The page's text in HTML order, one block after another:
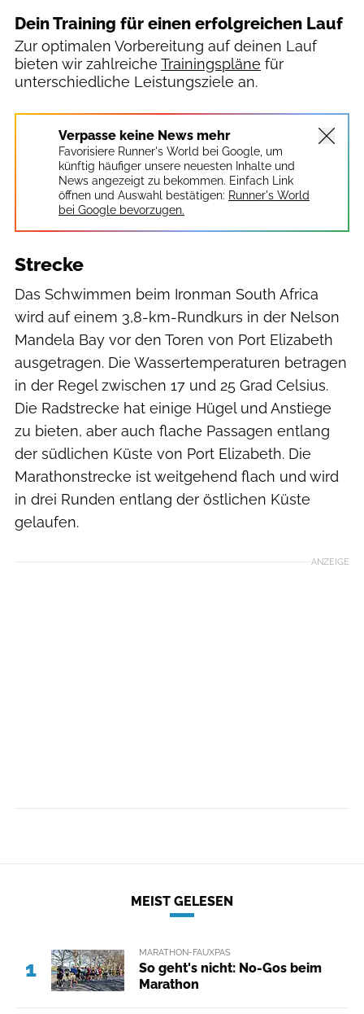
Dein Training für einen erfolgreichen Lauf
Zur optimalen Vorbereitung auf deinen Lauf
bieten wir zahlreiche Trainingspläne für
unterschiedliche Leistungsziele an.
Verpasse keine News mehr
Favorisiere Runner's World bei Google, um
künftig häufiger unsere neuesten Inhalte und
News angezeigt zu bekommen. Einfach Link
öffnen und Auswahl bestätigen: Runner's World
bei Google bevorzugen.
Strecke
Das Schwimmen beim Ironman South Africa
wird auf einem 3,8-km-Rundkurs in der Nelson
Mandela Bay vor den Toren von Port Elizabeth
ausgetragen. Die Wassertemperaturen betragen
in der Regel zwischen 17 und 25 Grad Celsius.
Die Radstrecke hat einige Hügel und Anstiege
zu bieten, aber auch flache Passagen entlang
der südlichen Küste von Port Elizabeth. Die
Marathonstrecke ist weitgehend flach und wird
in drei Runden entlang der östlichen Küste
gelaufen.
ANZEIGE
MEIST GELESEN
1
MARATHON-FAUXPAS
So geht's nicht: No-Gos beim
Marathon